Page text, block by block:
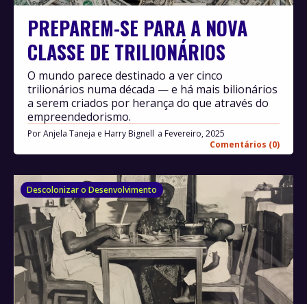
PREPAREM-SE PARA A NOVA
CLASSE DE TRILIONÁRIOS
PorAnjela Taneja e Harry Bignell
Fevereiro, 2025
Comentários (0)
O mundo parece destinado a ver cinco
trilionários numa década — e há mais bilionários
a serem criados por herança do que através do
empreendedorismo.
Descolonizar o Desenvolvimento